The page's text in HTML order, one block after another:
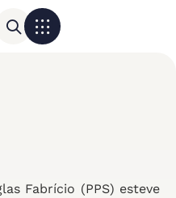
Fabrício (PPS) esteve